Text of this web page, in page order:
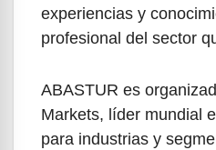
experiencias y
profesional del sector
ABASTUR es
Markets, líder mundial
para industrias y